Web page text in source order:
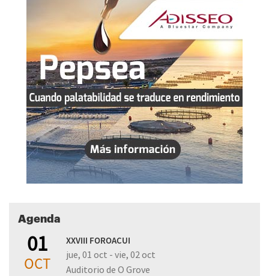
Agenda
01
OCT
XXVIII FOROACUI
jue, 01 oct - vie, 02 oct
Auditorio de O Grove